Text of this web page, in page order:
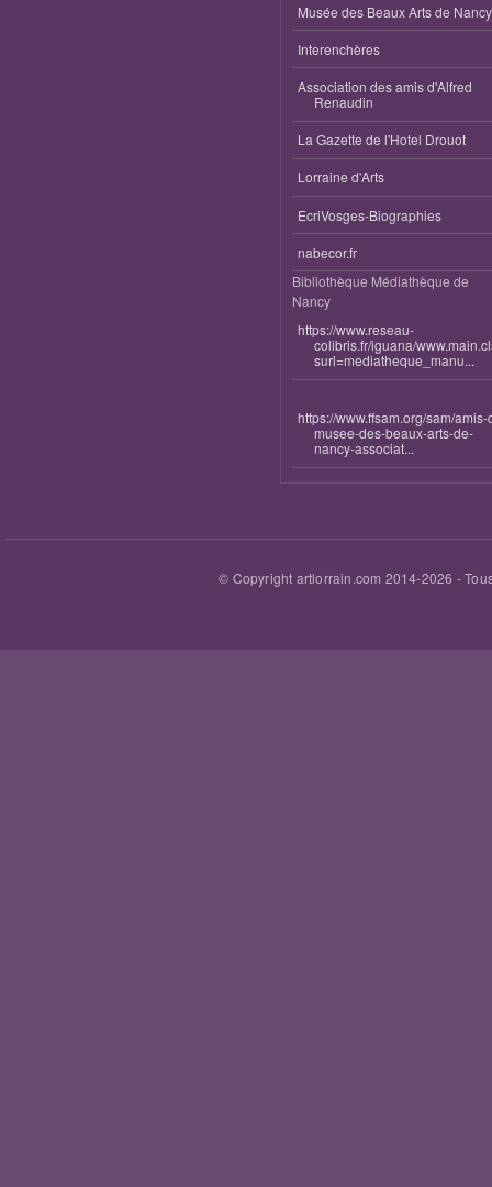
Musée des Beaux Arts de Nancy
Interenchères
Association des amis d'Alfred
Renaudin
La Gazette de l'Hotel Drouot
Lorraine d'Arts
EcriVosges-Biographies
nabecor.fr
Bibliothèque Médiathèque de
Nancy
https://www.reseau-
colibris.fr/iguana/
surl=mediatheque_manu...
https://www.ffsam.org/sam/amis-
musee-des-beaux-arts-de-
nancy-associat...
© Copyright artlorrain.com 2014-2026 -